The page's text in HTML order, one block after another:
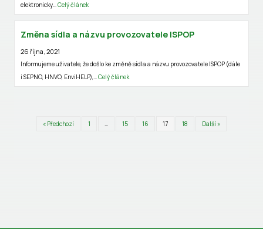
elektronicky…Celý článek
Změna sídla a názvu provozovatele ISPOP
26 října, 2021
Informujeme uživatele, že došlo ke změně sídla a názvu provozovatele ISPOP (dále
i SEPNO, HNVO, EnviHELP),…Celý článek
« Předchozí 1 … 15 16 17 18 Další »